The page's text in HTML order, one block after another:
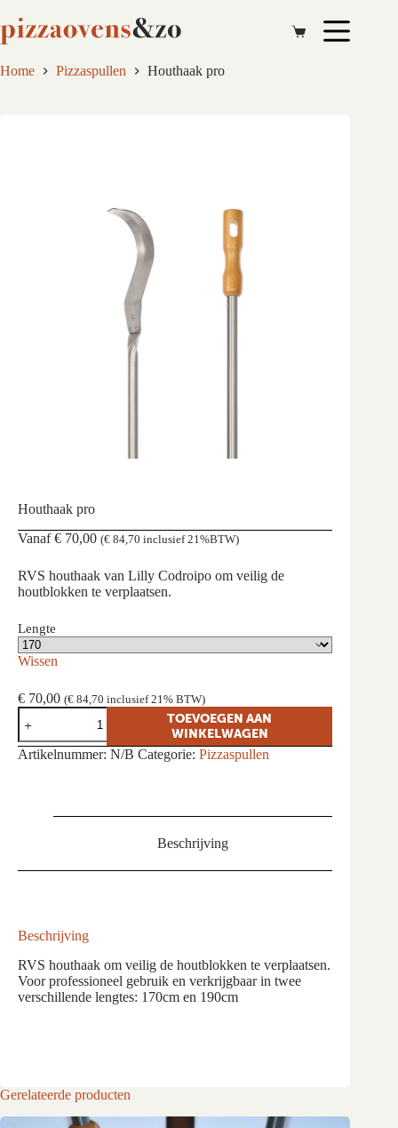
naar
de
Home
Pizzaspullen Houthaak pro
Houthaak pro
Vanaf€ 70,00 (€ 84,70 inclusief 21%BTW)
RVS houthaak van Lilly Codroipo om veilig de
houtblokken te verplaatsen.
Lengte
Wissen
€ 70,00 (€ 84,70 inclusief 21% BTW)
Houthaak
pro
aantal
TOEVOEGEN AAN
WINKELWAGEN
Artikelnummer: N/B Categorie: Pizzaspullen
Beschrijving
Beschrijving
RVS houthaak om veilig de houtblokken te verplaatsen.
Voor professioneel gebruik en verkrijgbaar in twee
verschillende lengtes: 170cm en 190cm
Gerelateerde producten